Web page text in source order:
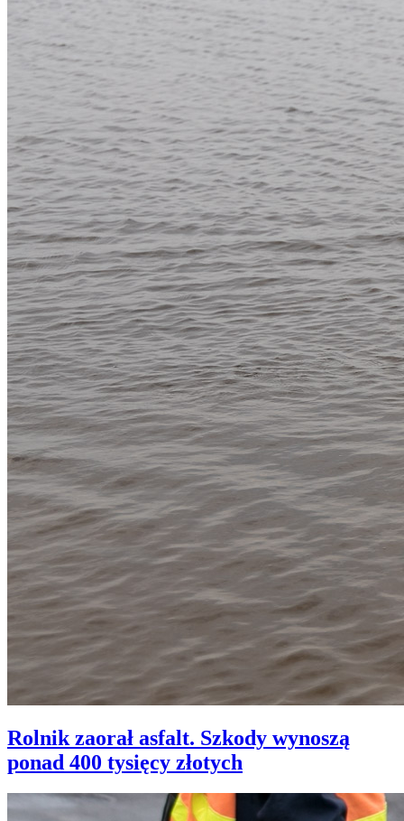
Rolnik zaorał asfalt. Szkody wynoszą
ponad 400 tysięcy złotych